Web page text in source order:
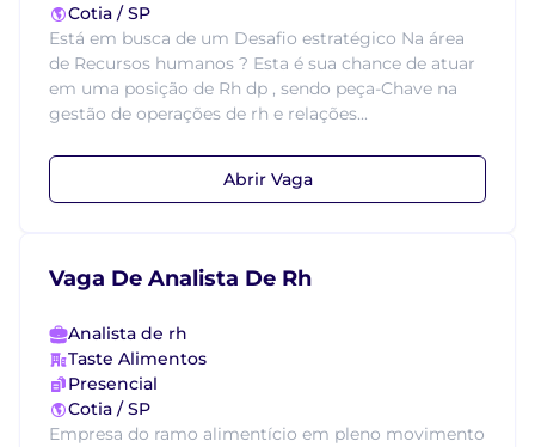
Cotia / SP
Está em busca de um Desafio estratégico Na área
de Recursos humanos ? Esta é sua chance de atuar
em uma posição de Rh dp , sendo peça-Chave na
gestão de operações de rh e relações...
Abrir Vaga
Vaga De Analista De Rh
Analista de rh
Taste Alimentos
Presencial
Cotia / SP
Empresa do ramo alimentício em pleno movimento